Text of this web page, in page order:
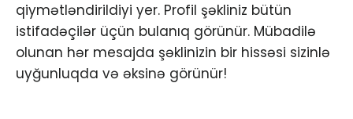
qiymətləndirildiyi yer. Profil şəkliniz bütün
istifadəçilər üçün bulanıq görünür. Mübadilə
olunan hər mesajda şəklinizin bir hissəsi sizinlə
uyğunluqda və əksinə görünür!